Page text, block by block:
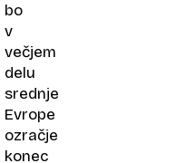
bo
v
večjem
delu
srednje
Evrope
ozračje
konec